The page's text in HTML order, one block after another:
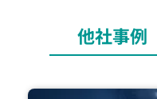
他社事例